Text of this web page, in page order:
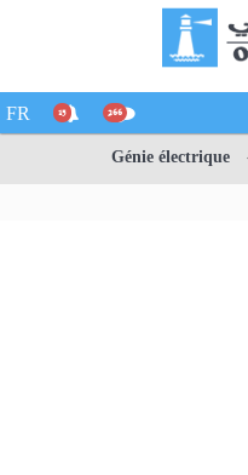
266
15
FR
Génie électrique